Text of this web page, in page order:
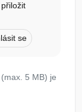
se
5 MB) je